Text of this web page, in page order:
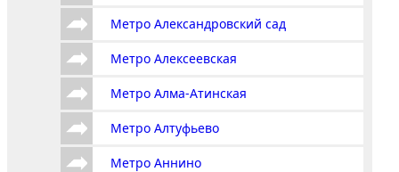
Метро Александровский сад
Метро Алексеевская
Метро Алма-Атинская
Метро Алтуфьево
Метро Аннино